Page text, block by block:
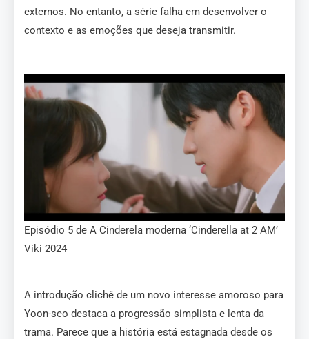
externos. No entanto, a série falha em desenvolver o
contexto e as emoções que deseja transmitir.
Episódio 5 de A Cinderela moderna ‘Cinderella at 2 AM’
Viki 2024
A introdução clichê de um novo interesse amoroso para
Yoon-seo destaca a progressão simplista e lenta da
trama. Parece que a história está estagnada desde os